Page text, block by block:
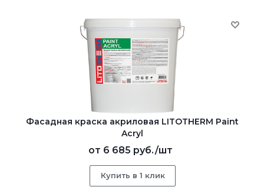
Фасадная краска акриловая LITOTHERM Paint
Acryl
от 6 685 руб./шт
Купить в 1 клик